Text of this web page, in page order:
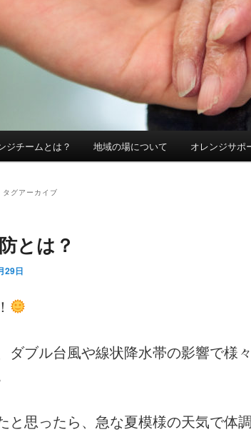
ジチームとは？ 地域の場について オレンジサポ
タグアーカイブ
とは？
29日
ダブル台風や線状降水帯の影響で様
と思ったら、急な夏模様の天気で体